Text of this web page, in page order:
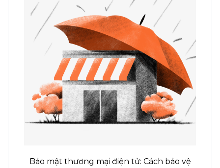
Bảo mật thương mại điện tử: Cách bảo vệ